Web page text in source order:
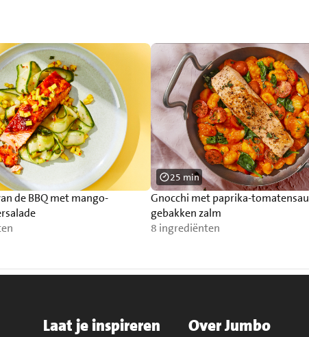
de BBQ met mango-
Gnocchi met paprika-
gebakken zalm
8 ingrediënten
25 min
Laat je inspireren Over Jumbo